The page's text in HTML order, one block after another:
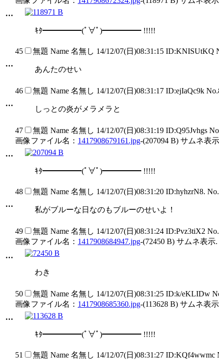
…
ｷﾀ━━━━━(ﾟ∀ﾟ)━━━━━ !!!!!
…
45 無題 Name 名無し 14/12/07(日)08:31:15 ID:KNISUtKQ
あんたのせい
…
46 無題 Name 名無し 14/12/07(日)08:31:17 ID:ejIaQc9k
しっとの炎がメラメラと
…
47 無題 Name 名無し 14/12/07(日)08:31:19 ID:Q95Jvhgs
画像ファイル名： 1417908679161.jpg-(207094 B) サムネ表
ｷﾀ━━━━━(ﾟ∀ﾟ)━━━━━ !!!!!
…
48 無題 Name 名無し 14/12/07(日)08:31:20 ID:hyhzrN8.
私がブルーな日なのもブルーのせいよ！
…
49 無題 Name 名無し 14/12/07(日)08:31:24 ID:Pvz3tiX2
画像ファイル名： 1417908684947.jpg-(72450 B) サムネ表示.
わき
…
50 無題 Name 名無し 14/12/07(日)08:31:25 ID:k/eKLIDw
画像ファイル名： 1417908685360.jpg-(113628 B) サムネ表
ｷﾀ━━━━━(ﾟ∀ﾟ)━━━━━ !!!!!
51 無題 Name 名無し 14/12/07(日)08:31:27 ID:KQf4wwmc